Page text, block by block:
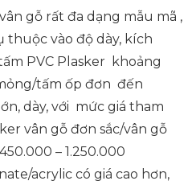
gỗ rất đa dạng mẫu mã ,
thuộc vào độ dày, kích
PVC Plasker khoảng
tấm ốp đơn đến
dày, với mức giá tham
vân gỗ đơn sắc/vân gỗ
– 1.250.000
acrylic có giá cao hơn,